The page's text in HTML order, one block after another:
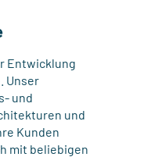
Entwicklung
Unser
und
und
Kunden
mit beliebigen